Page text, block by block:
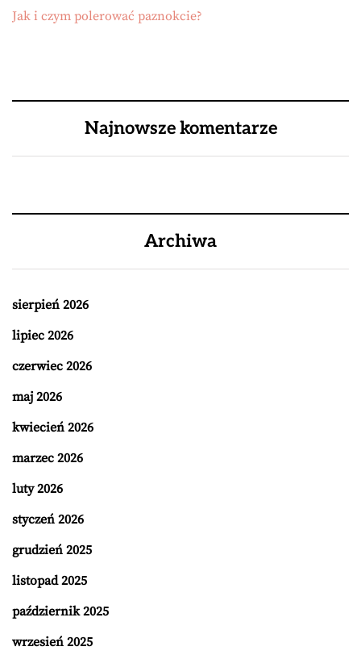
Jak i czym polerować paznokcie?
Najnowsze komentarze
Archiwa
sierpień 2026
lipiec 2026
czerwiec 2026
maj 2026
kwiecień 2026
marzec 2026
luty 2026
styczeń 2026
grudzień 2025
listopad 2025
październik 2025
wrzesień 2025